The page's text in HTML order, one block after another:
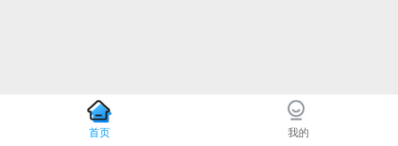
首页 我的